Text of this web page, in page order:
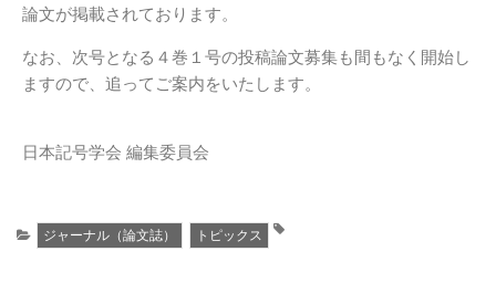
論文が掲載されております。
なお、次号となる４巻１号の投稿論文募集も間もなく開始し
ますので、追ってご案内をいたします。
日本記号学会 編集委員会
ジャーナル（論文誌） トピックス